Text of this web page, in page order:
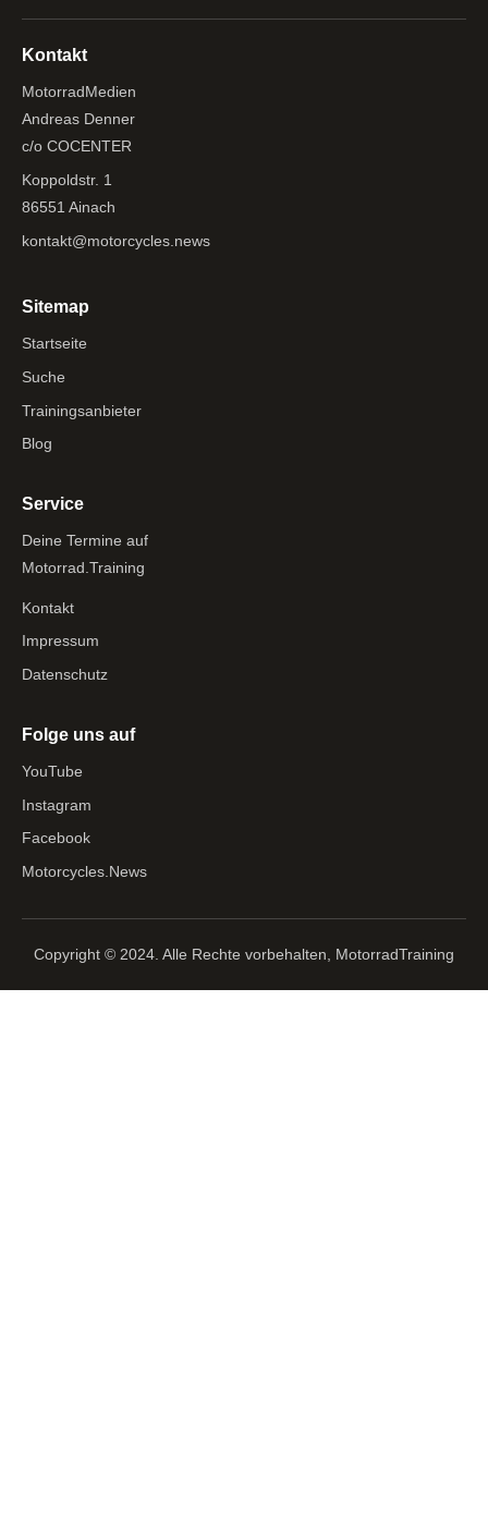
Kontakt
MotorradMedien
Andreas Denner
c/o COCENTER
Koppoldstr. 1
86551 Ainach
kontakt@motorcycles.news
Sitemap
Startseite
Suche
Trainingsanbieter
Blog
Service
Deine Termine auf
Motorrad.Training
Kontakt
Impressum
Datenschutz
Folge uns auf
YouTube
Instagram
Facebook
Motorcycles.News
Copyright © 2024. Alle Rechte vorbehalten, MotorradTraining